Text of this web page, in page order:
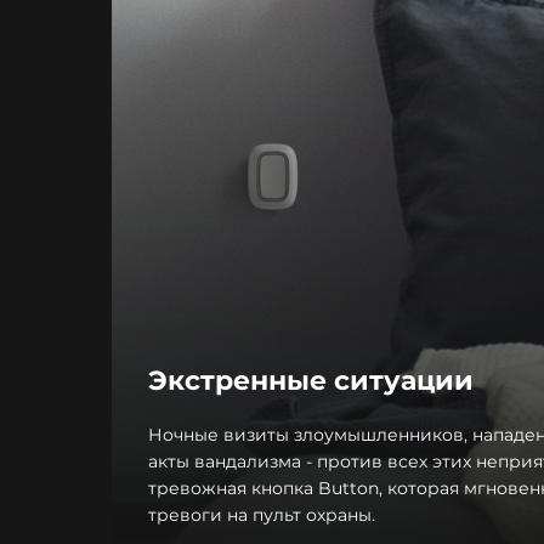
Экстренные ситуации
Ночные визиты злоумышленников,
акты вандализма - против всех этих
тревожная кнопка Button, которая
тревоги на пульт охраны.